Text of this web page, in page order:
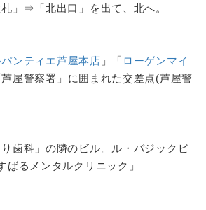
」⇒「北出口」を出て、北へ。
ンティエ芦屋本店 」「 ローゲンマイ
芦屋警察署」に囲まれた交差点(芦屋警
歯科」の隣のビル。ル・バジックビ
ばるメンタルクリニック」